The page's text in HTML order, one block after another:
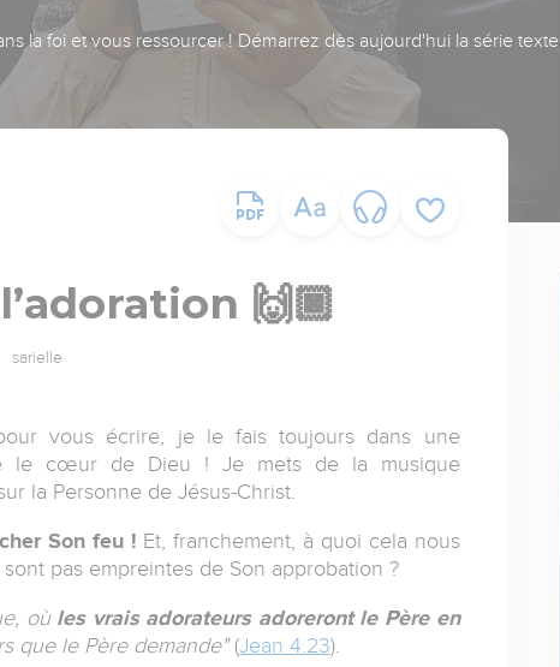
la foi et vous ressourcer ! Démarrez dès aujourd'hui la série
🙌🏿
sarielle
vous écrire, je le fais toujours dans une
le cœur de Dieu ! Je mets de la musique
la Personne de Jésus-Christ.
Son feu ! Et, franchement, à quoi cela nous
pas empreintes de Son approbation ?
où les vrais adorateurs adoreront le Père en
que le Père demande" (Jean 4.23).